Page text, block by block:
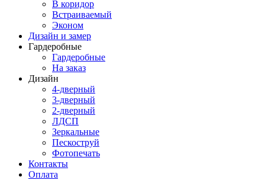
В коридор
Встраиваемый
Эконом
Дизайн и замер
Гардеробные
Гардеробные
На заказ
Дизайн
4-дверный
3-дверный
2-дверный
ЛДСП
Зеркальные
Пескоструй
Фотопечать
Контакты
Оплата